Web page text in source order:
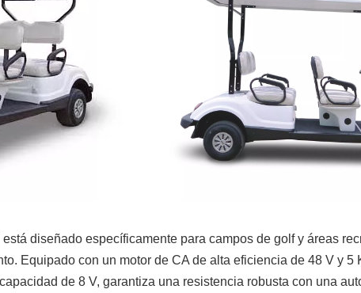
está diseñado específicamente para campos de golf y áreas
Equipado con un motor de CA de alta eficiencia de 48 V y 5
de 8 V, garantiza una resistencia robusta con una